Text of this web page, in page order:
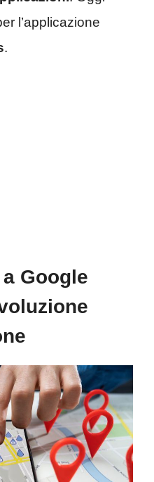
l’applicazione
.
Google